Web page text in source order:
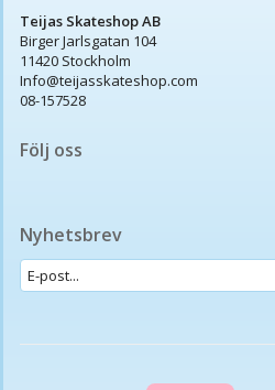
Teijas Skateshop AB
Birger Jarlsgatan 104
11420 Stockholm
Info@teijasskateshop.com
08-157528
Följ oss
Nyhetsbrev